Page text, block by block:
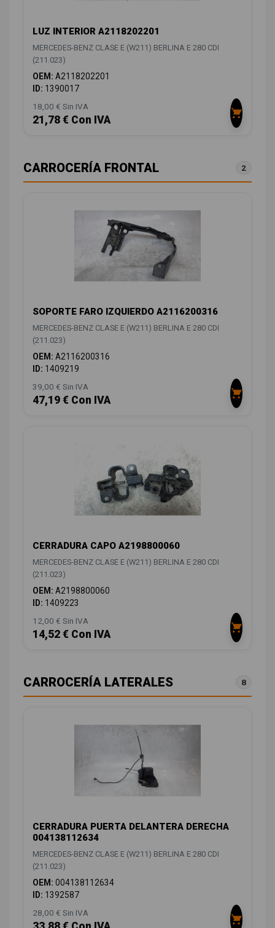
LUZ INTERIOR A2118202201
MERCEDES-BENZ CLASE E (W211) BERLINA E 280 CDI
(211.023)
OEM: A2118202201
ID: 1390017
18,00 € Sin IVA
21,78 € Con IVA
CARROCERÍA FRONTAL 2
SOPORTE FARO IZQUIERDO A2116200316
MERCEDES-BENZ CLASE E (W211) BERLINA E 280 CDI
(211.023)
OEM: A2116200316
ID: 1409219
39,00 € Sin IVA
47,19 € Con IVA
CERRADURA CAPO A2198800060
MERCEDES-BENZ CLASE E (W211) BERLINA E 280 CDI
(211.023)
OEM: A2198800060
ID: 1409223
12,00 € Sin IVA
14,52 € Con IVA
CARROCERÍA LATERALES 8
CERRADURA PUERTA DELANTERA DERECHA
004138112634
MERCEDES-BENZ CLASE E (W211) BERLINA E 280 CDI
(211.023)
OEM: 004138112634
ID: 1392587
28,00 € Sin IVA